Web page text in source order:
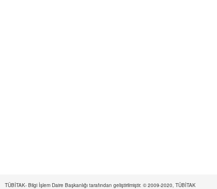
TÜBİTAK- Bilgi İşlem Daire Başkanlığı tarafından geliştirilmiştir. © 2009-2020, TÜBİTAK